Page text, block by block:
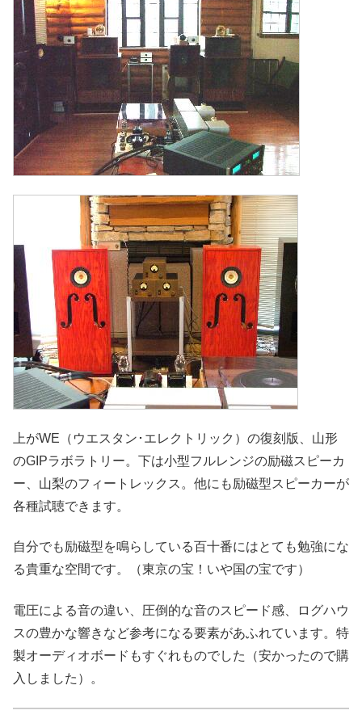
上がWE（ウエスタン･エレクトリック）の復刻版、山形
のGIPラボラトリー。下は小型フルレンジの励磁スピーカ
ー、山梨のフィートレックス。他にも励磁型スピーカーが
各種試聴できます。
自分でも励磁型を鳴らしている百十番にはとても勉強にな
る貴重な空間です。（東京の宝！いや国の宝です）
電圧による音の違い、圧倒的な音のスピード感、ログハウ
スの豊かな響きなど参考になる要素があふれています。特
製オーディオボードもすぐれものでした（安かったので購
入しました）。